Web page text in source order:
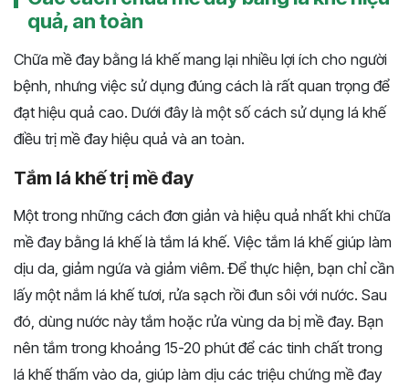
quả, an toàn
Chữa mề đay bằng lá khế mang lại nhiều lợi ích cho người
bệnh, nhưng việc sử dụng đúng cách là rất quan trọng để
đạt hiệu quả cao. Dưới đây là một số cách sử dụng lá khế
điều trị mề đay hiệu quả và an toàn.
Tắm lá khế trị mề đay
Một trong những cách đơn giản và hiệu quả nhất khi chữa
mề đay bằng lá khế là tắm lá khế. Việc tắm lá khế giúp làm
dịu da, giảm ngứa và giảm viêm. Để thực hiện, bạn chỉ cần
lấy một nắm lá khế tươi, rửa sạch rồi đun sôi với nước. Sau
đó, dùng nước này tắm hoặc rửa vùng da bị mề đay. Bạn
nên tắm trong khoảng 15-20 phút để các tinh chất trong
lá khế thấm vào da, giúp làm dịu các triệu chứng mề đay